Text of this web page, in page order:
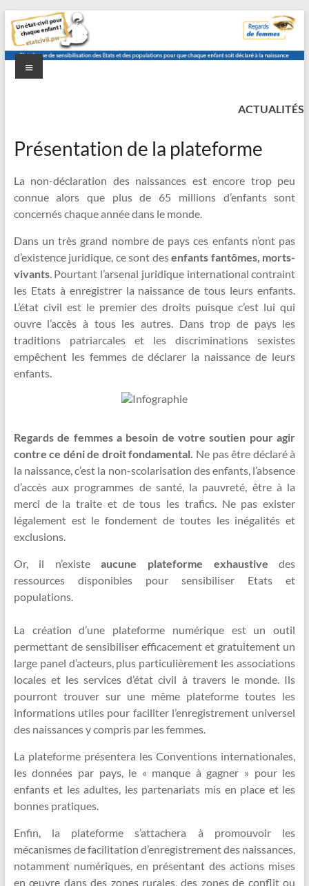
Aller
au
contenu
pour
chaque
Menu
ACTUALITÉS
Présentation de la plateforme
La non-déclaration des naissances est encore trop peu
connue alors que plus de 65 millions d’enfants sont
concernés chaque année dans le monde.
Dans un très grand nombre de pays ces enfants n’ont pas
d’existence juridique, ce sont desenfants fantômes, morts-
vivants. Pourtant l’arsenal juridique international contraint
les Etats à enregistrer la naissance de tous leurs enfants.
L’état civil est le premier des droits puisque c’est lui qui
ouvre l’accès à tous les autres. Dans trop de pays les
traditions patriarcales et les discriminations sexistes
empêchent les femmes de déclarer la naissance de leurs
enfants.
Regards de femmes a besoin de votre soutien pour agir
contre ce déni de droit fondamental. Ne pas être déclaré à
la naissance, c’est la non-scolarisation des enfants, l’absence
d’accès aux programmes de santé, la pauvreté, être à la
merci de la traite et de tous les trafics. Ne pas exister
légalement est le fondement de toutes les inégalités et
exclusions.
Or, il n’existeaucune plateforme exhaustive des
ressources disponibles pour sensibiliser Etats et
populations.
La création d’une plateforme numérique est un outil
permettant de sensibiliser efficacement et gratuitement un
large panel d’acteurs, plus particulièrement les associations
locales et les services d’état civil à travers le monde. Ils
pourront trouver sur une même plateforme toutes les
informations utiles pour faciliter l’enregistrement universel
des naissances y compris par les femmes.
La plateforme présentera les Conventions internationales,
les données par pays, le « manque à gagner » pour les
enfants et les adultes, les partenariats mis en place et les
bonnes pratiques.
Enfin, la plateforme s’attachera à promouvoir les
mécanismes de facilitation d’enregistrement des naissances,
notamment numériques, en présentant des actions mises
en œuvre dans des zones rurales, des zones de conflit ou